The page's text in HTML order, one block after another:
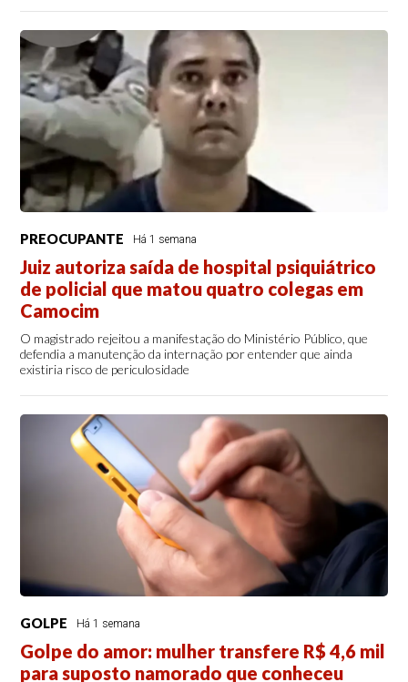
PREOCUPANTE Há 1 semana
Juiz autoriza saída de hospital psiquiátrico
de policial que matou quatro colegas em
Camocim
O magistrado rejeitou a manifestação do Ministério Público, que
defendia a manutenção da internação por entender que ainda
existiria risco de periculosidade
GOLPE Há 1 semana
Golpe do amor: mulher transfere R$ 4,6 mil
para suposto namorado que conheceu